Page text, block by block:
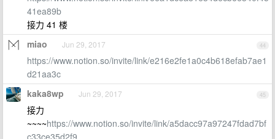
41ea89b
接力 41 楼
44
miao Jun 29, 2017
https://www.notion.so/invite/link/e216e2fe1a0c4b618efab7ae1
d21aa3c
45
kaka8wp Jun 29, 2017
接力
~~~~https://www.notion.so/invite/link/a5dacc97a97247fdad7bf
c33ce35d2f9